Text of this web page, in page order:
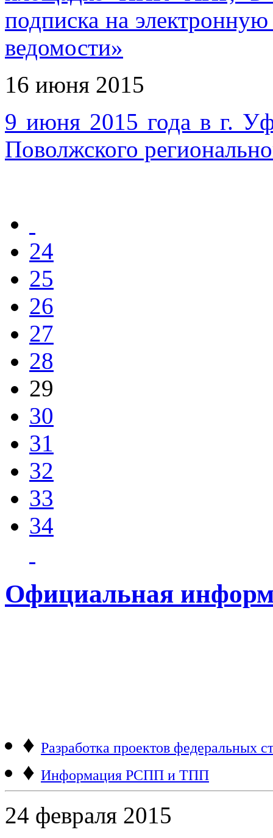
подписка на
ведомости»
16 июня 2015
9 июня 2015 года в г.
Поволжского
24
25
26
27
28
29
30
31
32
33
34
Официальная
♦ Разработка проектов федеральных
♦ Информация РСПП и ТПП
24 февраля 2015